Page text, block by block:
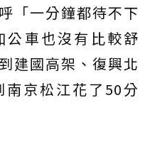
「一分鐘都待不下
公車也沒有比較舒
建國高架、復興北
南京松江花了50分